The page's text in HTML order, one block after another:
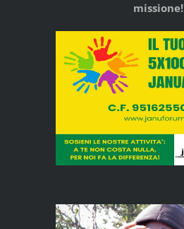
missione!